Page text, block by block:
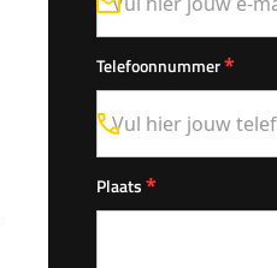
Telefoonnummer*
Plaats*